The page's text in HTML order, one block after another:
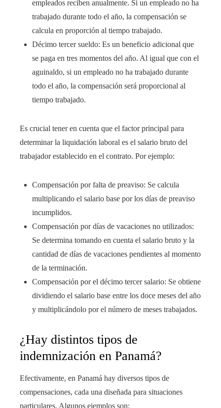
empleados reciben anualmente. Si un empleado no ha
trabajado durante todo el año, la compensación se
calcula en proporción al tiempo trabajado.
Décimo tercer sueldo: Es un beneficio adicional que
se paga en tres momentos del año. Al igual que con el
aguinaldo, si un empleado no ha trabajado durante
todo el año, la compensación será proporcional al
tiempo trabajado.
Es crucial tener en cuenta que el factor principal para
determinar la liquidación laboral es el salario bruto del
trabajador establecido en el contrato. Por ejemplo:
Compensación por falta de preaviso: Se calcula
multiplicando el salario base por los días de preaviso
incumplidos.
Compensación por días de vacaciones no utilizados:
Se determina tomando en cuenta el salario bruto y la
cantidad de días de vacaciones pendientes al momento
de la terminación.
Compensación por el décimo tercer salario: Se obtiene
dividiendo el salario base entre los doce meses del año
y multiplicándolo por el número de meses trabajados.
¿Hay distintos tipos de
indemnización en Panamá?
Efectivamente, en Panamá hay diversos tipos de
compensaciones, cada una diseñada para situaciones
particulares. Algunos ejemplos son: